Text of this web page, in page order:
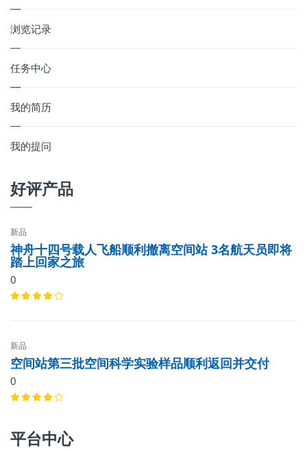
浏览记录
任务中心
我的简历
我的提问
好评产品
新品
神舟十四号载人飞船顺利撤离空间站 3名航天员即将
踏上回家之旅
0
新品
空间站第三批空间科学实验样品顺利返回并交付
0
平台中心